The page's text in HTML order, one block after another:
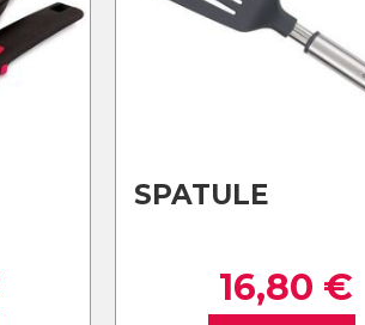
SPATULE
16,80 €